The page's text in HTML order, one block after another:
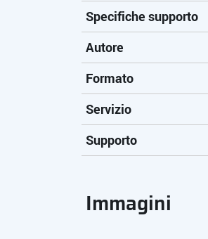
Specifiche supporto
Autore
Formato
Servizio
Supporto
Immagini